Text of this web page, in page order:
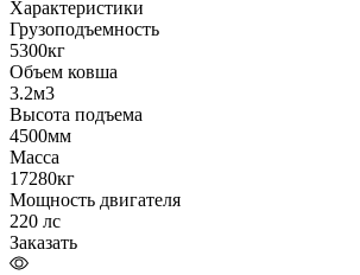
Характеристики
Грузоподъемность
5300кг
Объем ковша
3.2м3
Высота подъема
4500мм
Масса
17280кг
Мощность двигателя
220 лс
Заказать